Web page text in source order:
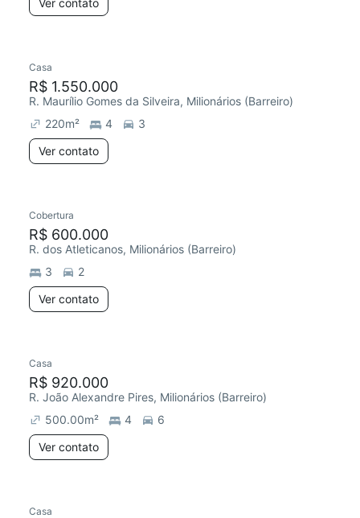
Ver contato
Casa
R$ 1.550.000
R. Maurílio Gomes da Silveira, Milionários (Barreiro)
220m² 4
3
Ver contato
Cobertura
R$ 600.000
R. dos Atleticanos, Milionários (Barreiro)
3
2
Ver contato
Casa
R$ 920.000
R. João Alexandre Pires, Milionários (Barreiro)
500.00m² 4
6
Ver contato
Casa